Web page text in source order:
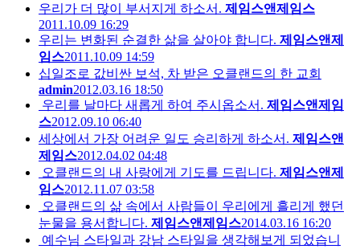
우리가 더 많이 부서지게 하소서. 제임스앤제임스
2011.10.09 16:29
우리는 변화된 순결한 삶을 살아야 합니다. 제임스앤제
임스2011.10.09 14:59
십일조로 값비싼 보석, 차 받은 오클랜드의 한 교회
admin2012.03.16 18:50
우리를 날마다 새롭게 하여 주시옵소서. 제임스앤제임
스2012.09.10 06:40
세상에서 가장 어려운 일도 승리하게 하소서. 제임스앤
제임스2012.04.02 04:48
오클랜드의 내 사랑에게 기도를 드립니다. 제임스앤제
임스2012.11.07 03:58
오클랜드의 삶 속에서 사람들이 우리에게 흘리게 했던
눈물을 용서합니다. 제임스앤제임스2014.03.16 16:20
예수님 스타일과 강남 스타일을 생각해보게 되었습니